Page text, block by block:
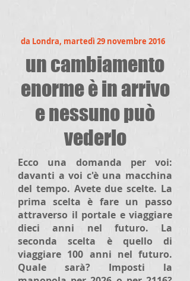
da Londra, martedì 29 novembre 2016
un cambiamento
enorme è in arrivo
e nessuno può
vederlo
Ecco una domanda per voi:
davanti a voi c'è una macchina
del tempo. Avete due scelte. La
prima scelta è fare un passo
attraverso il portale e viaggiare
dieci anni nel futuro. La
seconda scelta è quello di
viaggiare 100 anni nel futuro.
Quale sarà? Imposti la